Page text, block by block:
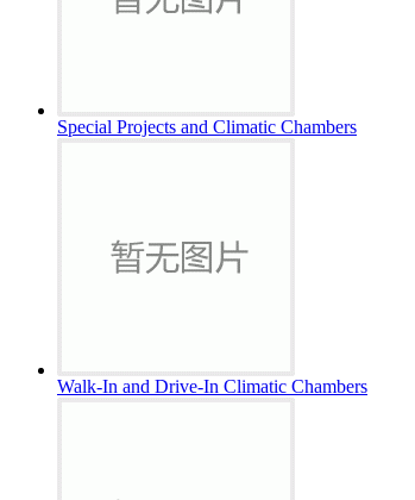
Special Projects and Climatic Chambers
Walk-In and Drive-In Climatic Chambers